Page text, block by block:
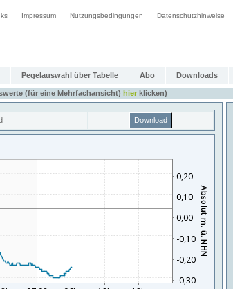
Impressum Nutzungsbedingungen Datenschutzhinweise
Pegelauswahl über Tabelle Abo Downloads
(für eine Mehrfachansicht) hierklicken)
Download